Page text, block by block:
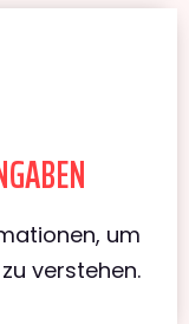
um
verstehen.